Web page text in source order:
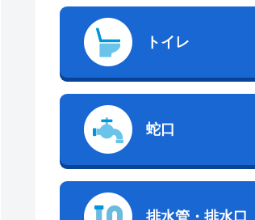
トイレ
蛇口
排水管・排水口